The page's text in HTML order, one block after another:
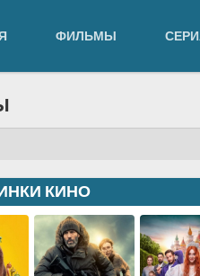
ФИЛЬМЫ
КИНО